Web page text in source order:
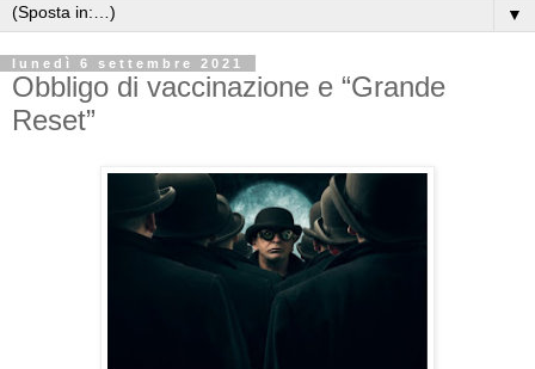
▼
lunedì 6 settembre 2021
Obbligo di vaccinazione e “Grande
Reset”